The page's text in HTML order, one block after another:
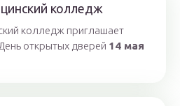
колледж
колледж приглашает
открытых дверей 14 мая